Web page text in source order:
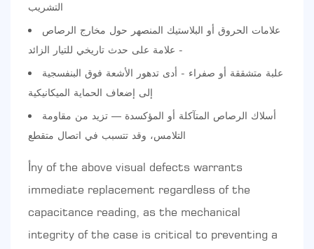
التشريب
علامات الحروق أو البلاستيك المنصهر حول مخارج الرصاص
- علامة على حدث تاريخي للتيار الزائد
علبة متشققة أو صفراء - أدى تدهور الأشعة فوق البنفسجية
إلى إضعاف الحماية الميكانيكية
أسلاك الرصاص المتآكلة أو المؤكسدة — تزيد من مقاومة
التلامس، وقد تتسبب في اتصال متقطع
أny of the above visual defects warrants
immediate replacement regardless of the
capacitance reading, as the mechanical
integrity of the case is critical to preventing a